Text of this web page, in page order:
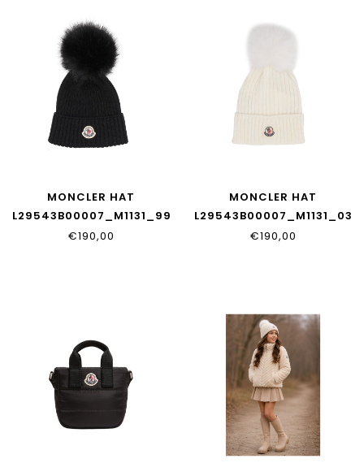
MONCLER HAT
L29543B00007_M1131_999
€190,00
MONCLER HAT
L29543B00007_M1131_030
€190,00